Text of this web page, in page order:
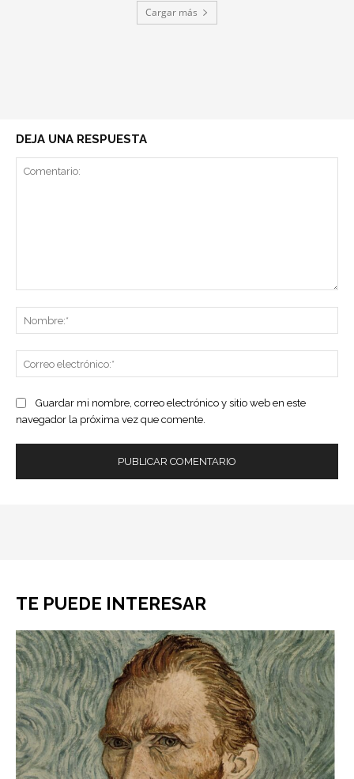
Cargar más
DEJA UNA RESPUESTA
Guardar mi nombre, correo electrónico y sitio web en este
navegador la próxima vez que comente.
TE PUEDE INTERESAR